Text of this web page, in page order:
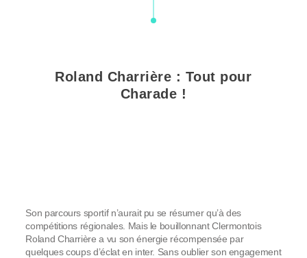
Roland Charrière : Tout pour
Charade !
Son parcours sportif n’aurait pu se résumer qu’à des
compétitions régionales. Mais le bouillonnant Clermontois
Roland Charrière a vu son énergie récompensée par
quelques coups d’éclat en inter. Sans oublier son engagement